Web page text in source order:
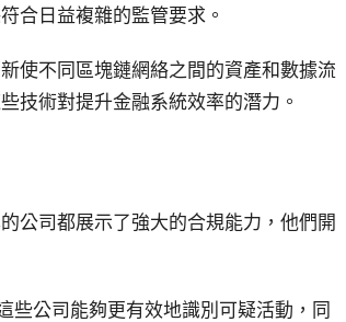
合日益複雜的監管要求。
使不同區塊鏈網絡之間的資產和數據流
技術對提升金融系統效率的潛力。
公司都展示了強大的合規能力，他們開
些公司能夠更有效地識別可疑活動，同